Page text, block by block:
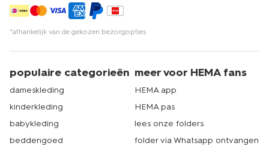
*afhankelijk van de gekozen bezorgopties
populaire categorieën
dameskleding
kinderkleding
babykleding
beddengoed
meer voor HEMA fans
HEMA app
HEMA pas
lees onze folders
folder via Whatsapp ontvangen